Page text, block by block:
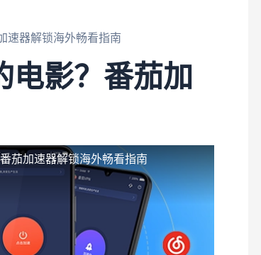
速器解锁海外畅看指南
电影？番茄加
茄加速器解锁海外畅看指南